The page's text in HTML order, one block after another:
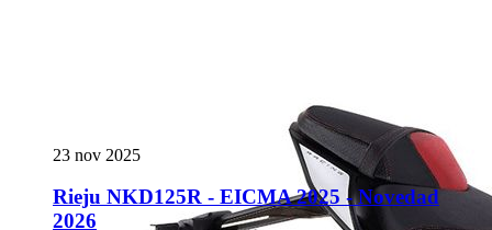
23 nov 2025
Rieju NKD125R - EICMA 2025 - Novedad
2026